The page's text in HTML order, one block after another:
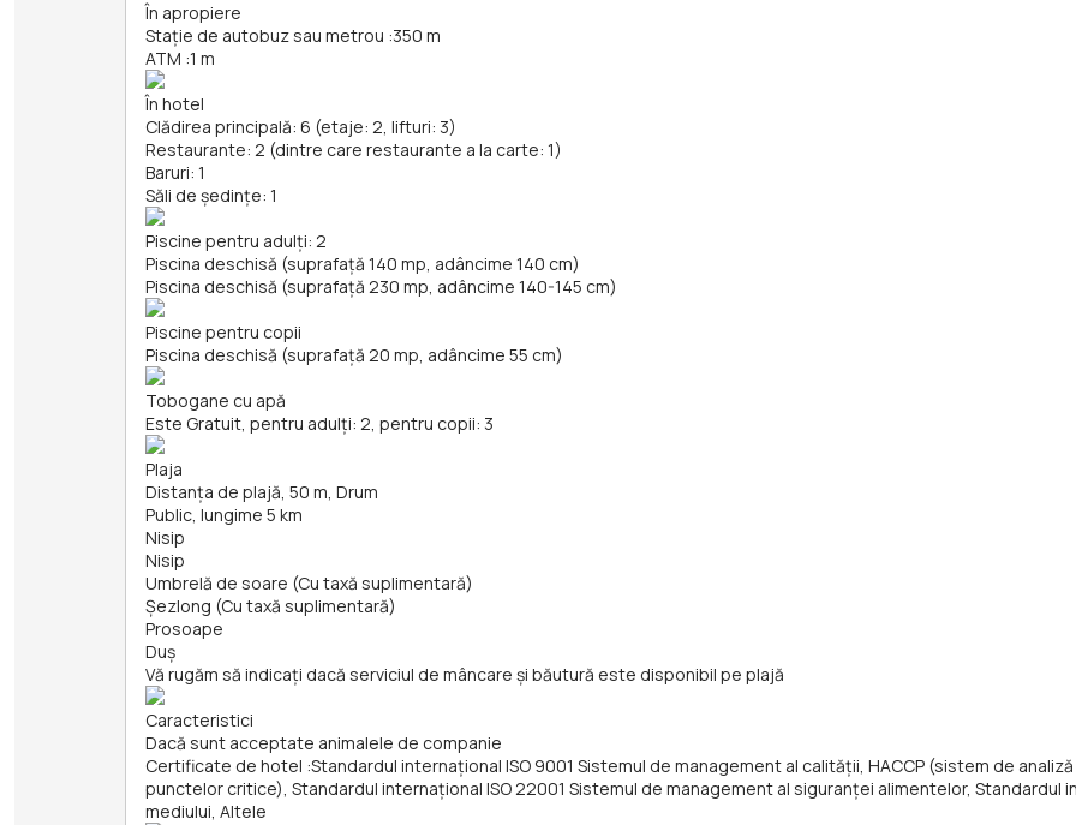
În apropiere
Stație de autobuz sau metrou :350 m
ATM :1 m
În hotel
Clădirea principală: 6 (etaje: 2, lifturi: 3)
Restaurante: 2 (dintre care restaurante a la carte: 1)
Baruri: 1
Săli de ședințe: 1
Piscine pentru adulți: 2
Piscina deschisă (suprafață 140 mp, adâncime 140 cm)
Piscina deschisă (suprafață 230 mp, adâncime 140-145 cm)
Piscine pentru copii
Piscina deschisă (suprafață 20 mp, adâncime 55 cm)
Tobogane cu apă
Este Gratuit, pentru adulți: 2, pentru copii: 3
Plaja
Distanța de plajă, 50 m, Drum
Public, lungime 5 km
Nisip
Nisip
Umbrelă de soare (Cu taxă suplimentară)
Șezlong (Cu taxă suplimentară)
Prosoape
Duș
Vă rugăm să indicați dacă serviciul de mâncare și băutură este disponibil pe plajă
Caracteristici
Dacă sunt acceptate animalele de companie
Certificate de hotel :Standardul internațional ISO 9001 Sistemul de management al calității, HACCP (sistem de
punctelor critice), Standardul internațional ISO 22001 Sistemul de management al siguranței alimentelor, Standardul
mediului, Altele